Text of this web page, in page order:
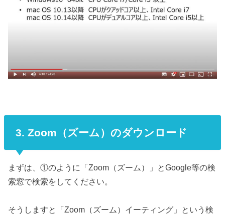
3. Zoom（ズーム）のダウンロード
まずは、①のように「Zoom（ズーム）」とGoogle等の検
索窓で検索をしてください。
そうしますと「Zoom（ズーム）イーティング」という検